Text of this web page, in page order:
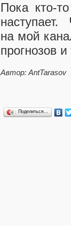
Пока
на мой
прогнозов
Автор: AntTarasov
Поделиться…